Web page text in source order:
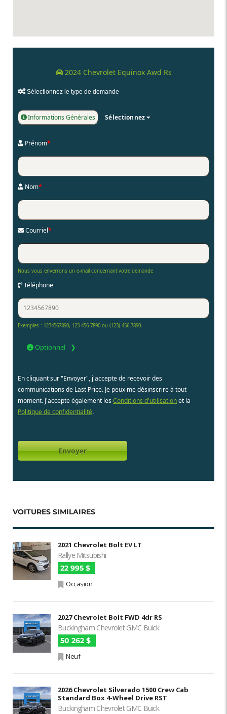
2024 Chevrolet Equinox Awd Rs
Sélectionnez le type de demande
Informations Générales Sélectionnez
Prénom*
Nom*
Courriel*
Nous vous enverrons un e-mail concernant votre demande
Téléphone
Exemples : 1234567890, 123 456 7890 ou (123) 456-7890.
Optionnel
En cliquant sur "Envoyer", j'accepte de recevoir des
communications de Last Price. Je peux me désinscrire à tout
moment. J'accepte également les Conditions d'utilisationet la
Politique de confidentialité.
VOITURES SIMILAIRES
2021 Chevrolet Bolt EV LT
Rallye Mitsubishi
22 995 $
Occasion
2027 Chevrolet Bolt FWD 4dr RS
Buckingham Chevrolet GMC Buick
50 262 $
Neuf
2026 Chevrolet Silverado 1500 Crew Cab
Standard Box 4-Wheel Drive RST
Buckingham Chevrolet GMC Buick